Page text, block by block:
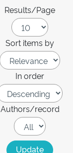
Results/Page
Sort items by
In order
Authors/record